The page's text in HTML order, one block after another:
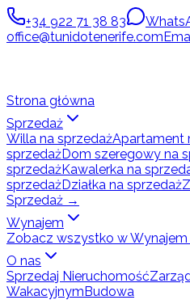
+34 922 71 38 83
office@tunidotenerife.com
Strona główna
Sprzedaż
Willa na sprzedażApartament
sprzedażDom szeregowy na
sprzedażKawalerka na
sprzedażDziałka na sprzedaż
Sprzedaż →
Wynajem
Zobacz wszystko w Wynajem
O nas
Sprzedaj Nieruchomość
WakacyjnymBudowa